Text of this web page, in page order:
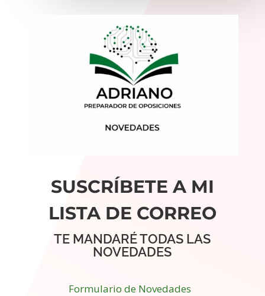
SUSCRÍBETE A MI
LISTA DE CORREO
TE MANDARÉ TODAS LAS
NOVEDADES
Formulario de Novedades